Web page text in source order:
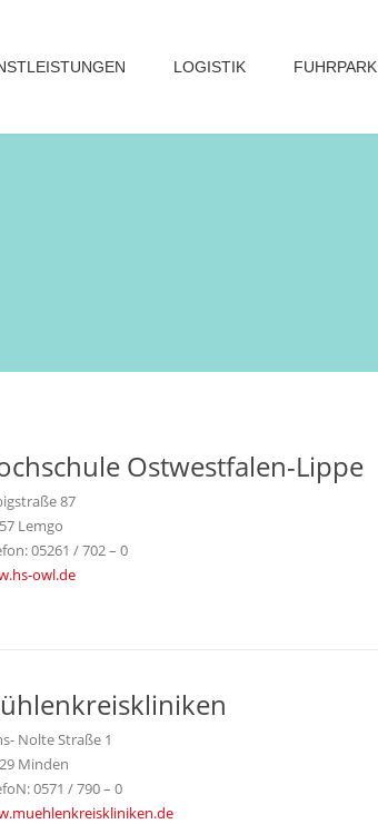
LOGISTIK FUHRPARK
Ostwestfalen-Lippe
87
Lemgo
05261 / 702 – 0
owl.de
Nolte Straße 1
Minden
0571 / 790 – 0